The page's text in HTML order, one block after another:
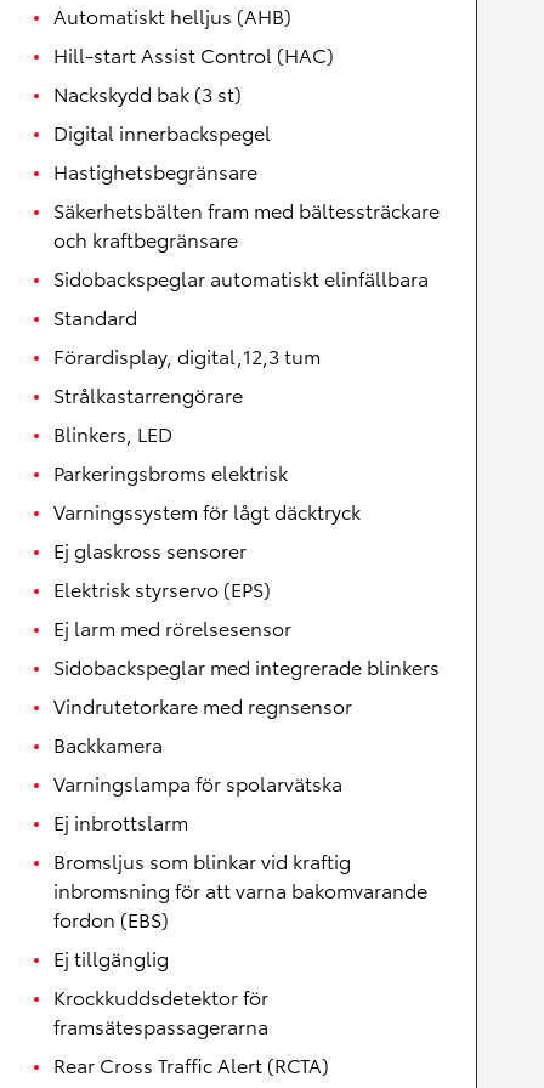
Automatiskt helljus (AHB)
Hill-start Assist Control (HAC)
Nackskydd bak (3 st)
Digital innerbackspegel
Hastighetsbegränsare
Säkerhetsbälten fram med bältessträckare
och kraftbegränsare
Sidobackspeglar automatiskt elinfällbara
Standard
Förardisplay, digital,12,3 tum
Strålkastarrengörare
Blinkers, LED
Parkeringsbroms elektrisk
Varningssystem för lågt däcktryck
Ej glaskross sensorer
Elektrisk styrservo (EPS)
Ej larm med rörelsesensor
Sidobackspeglar med integrerade blinkers
Vindrutetorkare med regnsensor
Backkamera
Varningslampa för spolarvätska
Ej inbrottslarm
Bromsljus som blinkar vid kraftig
inbromsning för att varna bakomvarande
fordon (EBS)
Ej tillgänglig
Krockkuddsdetektor för
framsätespassagerarna
Rear Cross Traffic Alert (RCTA)